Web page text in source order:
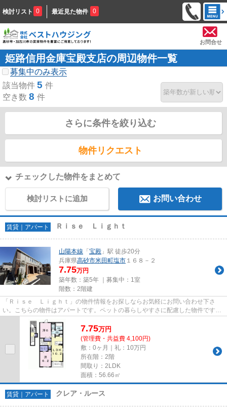
検討リスト 0 最近見た物件 0
お問合せ
姫路信用金庫宝殿支店の周辺物件一覧
募集中のみ表示
該当物件 5 件
空き数 8 件
さらに条件を絞り込む
物件リクエスト
チェックした物件をまとめて
検討リストに追加 お問い合わせ
賃貸｜アパート Ｒｉｓｅ Ｌｉｇｈｔ
山陽本線 「 宝殿 」駅 徒歩20分
兵庫県高砂市米田町塩市 １６８－２
7.75万円
築年数：築5年 ｜募集中： 1室
階数：2階建
「Ｒｉｓｅ Ｌｉｇｈｔ」の物件情報をお探しならお気軽にお問い合わせ下さ
い。こちらの物件はアパートです。ペットの暮らしやすさに配慮した物件です。
築5年の物件で充実した毎日を過...
7.75万円
(管理費・共益費 4,100円)
敷：0ヶ月｜礼：10万円
所在階：2階
間取り：2LDK
面積：56.66㎡
賃貸｜アパート クレア・ルース